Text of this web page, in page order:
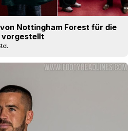
Nottingham Forest für die
vorgestellt